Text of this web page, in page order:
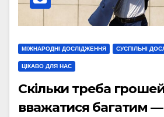
МІЖНАРОДНІ ДОСЛІДЖЕННЯ СУСПІЛЬНІ
ЦІКАВО ДЛЯ НАС
Скільки треба
вважатися багатим —